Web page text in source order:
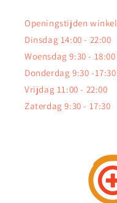
Openingstijden winkel
Dinsdag 14:00 - 22:00
Woensdag 9:30 - 18:00
Donderdag 9:30 -17:30
Vrijdag 11:00 - 22:00
Zaterdag 9:30 - 17:30